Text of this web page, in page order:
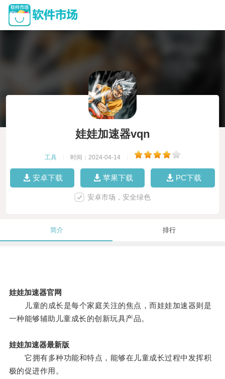
娃娃加速器vqn
工具 时间：2024-04-14
安卓下载 苹果下载 PC下载
安卓市场，安全绿色
简介 排行
娃娃加速器官网
儿童的成长是每个家庭关注的焦点，而娃娃加速器则是
一种能够辅助儿童成长的创新玩具产品。
娃娃加速器最新版
它拥有多种功能和特点，能够在儿童成长过程中发挥积
极的促进作用。